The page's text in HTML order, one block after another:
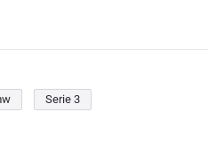
Serie 3